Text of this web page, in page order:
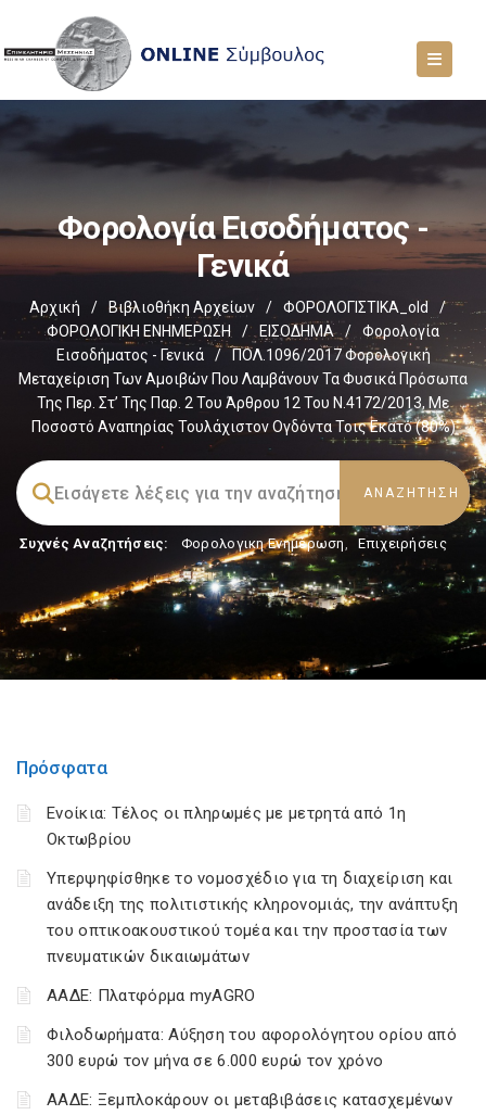
Φορολογία Εισοδήματος -
Γενικά
Αρχική / Βιβλιοθήκη Αρχείων / ΦΟΡΟΛΟΓΙΣΤΙΚΑ_old
/
ΦΟΡΟΛΟΓΙΚΗ ΕΝΗΜΕΡΩΣΗ
/ ΕΙΣΟΔΗΜΑ /
Φορολογία
Εισοδήματος - Γενικά
/
ΠΟΛ.1096/2017 Φορολογική
Μεταχείριση Των Αμοιβών Που Λαμβάνουν Τα Φυσικά Πρόσωπα
Της Περ. Στ’ Της Παρ. 2 Του Άρθρου 12 Του Ν.4172/2013, Με
Ποσοστό Αναπηρίας Τουλάχιστον Ογδόντα Τοις Εκατό (80%)
Συχνές Αναζητήσεις: Φορολογικη Ενημέρωση, Επιχειρήσεις
Πρόσφατα
Ενοίκια: Τέλος οι πληρωμές με μετρητά από 1η
Οκτωβρίου
Υπερψηφίσθηκε το νομοσχέδιο για τη διαχείριση και
ανάδειξη της πολιτιστικής κληρονομιάς, την ανάπτυξη
του οπτικοακουστικού τομέα και την προστασία των
πνευματικών δικαιωμάτων
ΑΑΔΕ: Πλατφόρμα myAGRO
Φιλοδωρήματα: Αύξηση του αφορολόγητου ορίου από
300 ευρώ τον μήνα σε 6.000 ευρώ τον χρόνο
ΑΑΔΕ: Ξεμπλοκάρουν οι μεταβιβάσεις κατασχεμένων